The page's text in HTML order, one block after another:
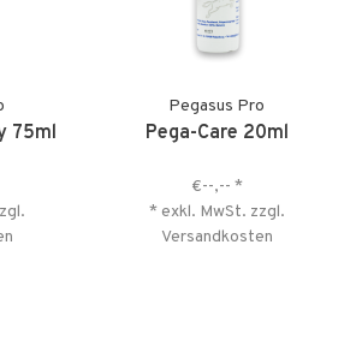
75ml
Pegasus Pro
Pega-Care 20ml
€--,-- *
* exkl. MwSt. zzgl.
Versandkosten